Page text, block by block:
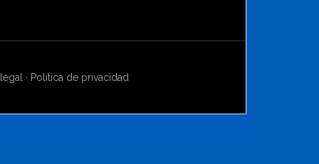
· Política de privacidad